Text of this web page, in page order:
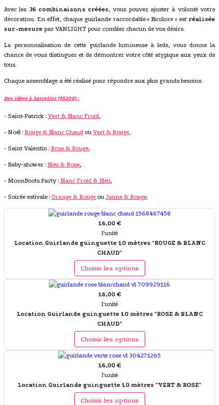
Avec les 36 combinaisons créées, vous pouvez ajuster à volonté votre
décoration. En effet, chaque guirlande raccordable « Bicolore » est réalisée
sur-mesure par VANLIGHT pour combler chacun de vos désirs.
La personnalisation de cette guirlande lumineuse à leds, vous donne la
chance de vous distinguer et de démontrer votre côté atypique aux yeux de
tous.
Chaque assemblage a été réalisé pour répondre aux plus grands besoins.
Des idées à Sarcelles (95200) :
- Saint-Patrick : Vert & Blanc Froid,
- Noël : Rouge & Blanc Chaud ou Vert & Rouge,
- Saint Valentin : Rose & Rouge,
- Baby-shower : Bleu & Rose,
- MoonBoots Party : Blanc Froid & Bleu,
- Soirée estivale : Orange & Rouge ou Jaune & Rouge.
16,00 €
l'unité
Location Guirlande guinguette 10 mètres "ROUGE & BLANC
CHAUD"
Choisir les options
16,00 €
l'unité
Location Guirlande guinguette 10 mètres "ROSE & BLANC
CHAUD"
Choisir les options
16,00 €
l'unité
Location Guirlande guinguette 10 mètres "VERT & ROSE"
Choisir les options